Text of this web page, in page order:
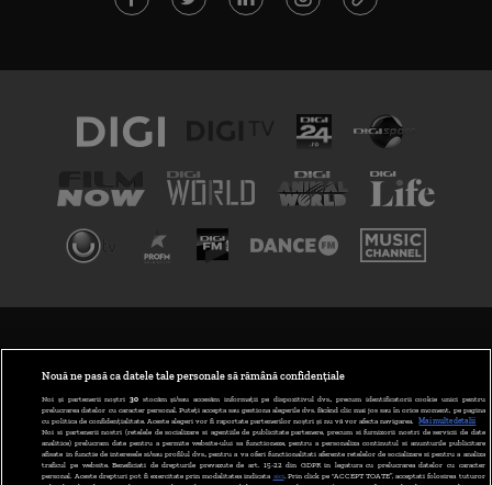
ABONARE DIGI TV
GESTIONAȚI PREFERINȚELE
Nouă ne pasă ca datele tale personale să rămână confidențiale
Noi și partenerii noștri 30stocăm și/sau accesăm informații pe dispozitivul dvs., precum identificatorii cookie unici pentru
prelucrarea datelor cu caracter personal. Puteți accepta sau gestiona alegerile dvs. făcând clic mai jos sau în orice moment, pe pagina
cu politica de confidențialitate. Aceste alegeri vor fi raportate partenerilor noștri și nu vă vor afecta navigarea.
Mai multe detalii
Noi si partenerii nostri (retelele de socializare si agentiile de publicitate partenere, precum si furnizorii nostri de servicii de date
analitice) prelucram date pentru a permite website-ului sa functioneze, pentru a personaliza continutul si anunturile publicitare
afisate in functie de interesele si/sau profilul dvs., pentru a va oferi functionalitati aferente retelelor de socializare si pentru a analiza
traficul pe website. Beneficiati de drepturile prevazute de art. 15-22 din GDPR in legatura cu prelucrarea datelor cu caracter
personal. Aceste drepturi pot fi exercitate prin modalitatea indicata aici. Prin click pe “ACCEPT TOATE”, acceptati folosirea tuturor